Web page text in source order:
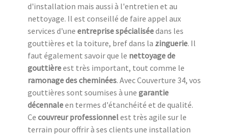
d'installation mais aussi à l'entretien et au
nettoyage. Il est conseillé de faire appel aux
services d'une entreprise spécialiséedans les
gouttières et la toiture, bref dans la zinguerie. Il
faut également savoir que le nettoyage de
gouttièreest très important, tout comme le
ramonage des cheminées. Avec Couverture 34, vos
gouttières sont soumises à une garantie
décennaleen termes d'étanchéité et de qualité.
Ce couvreur professionnelest très agile sur le
terrain pour offrir à ses clients une installation